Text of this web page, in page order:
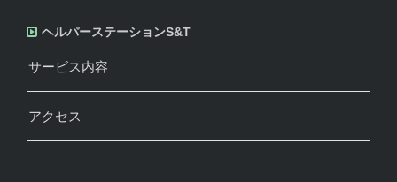
ヘルパーステーションS&T
サービス内容
アクセス